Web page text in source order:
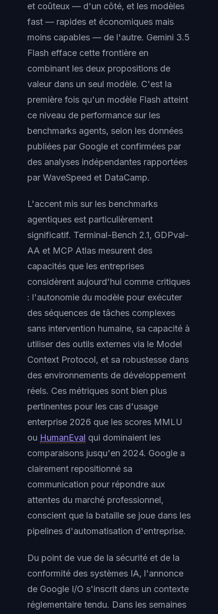
et coûteux — d'un côté, et les modèles
fast — rapides et économiques mais
moins capables — de l'autre. Gemini 3.5
Flash efface cette frontière en
combinant les deux propositions de
valeur dans un seul modèle. C'est la
première fois qu'un modèle Flash atteint
ce niveau de performance sur les
benchmarks agents, selon les données
publiées par Google et confirmées par
des analyses indépendantes rapportées
par WaveSpeed et DataCamp.
L'accent mis sur les benchmarks
agentiques est particulièrement
significatif. Terminal-Bench 2.1, GDPval-
AA et MCP Atlas mesurent des
capacités que les entreprises
considèrent aujourd'hui comme critiques
: l'autonomie du modèle pour exécuter
des séquences de tâches complexes
sans intervention humaine, sa capacité à
utiliser des outils externes via le Model
Context Protocol, et sa robustesse dans
des environnements de développement
réels. Ces métriques sont bien plus
pertinentes pour les cas d'usage
enterprise 2026 que les scores MMLU
ou HumanEval qui dominaient les
comparaisons jusqu'en 2024. Google a
clairement repositionné sa
communication pour répondre aux
attentes du marché professionnel,
conscient que la bataille se joue dans les
pipelines d'automatisation d'entreprise.
Du point de vue de la sécurité et de la
conformité des systèmes IA, l'annonce
de Google I/O s'inscrit dans un contexte
réglementaire tendu. Dans les semaines